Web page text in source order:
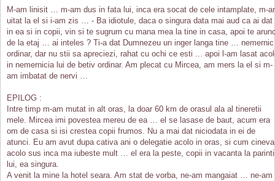
M-am linisit … m-am dus in fata lui, inca era socat de cele intamplate, m-
uitat la el si i-am zis … - Ba idiotule, daca o singura data mai aud ca ai dat
in ea si in copii, vin si te sugrum cu mana mea la tine in casa, apoi te
de la etaj … ai inteles ? Ti-a dat Dumnezeu un inger langa tine … nemernic
ordinar, dar nu stii sa apreciezi, rahat cu ochi ce esti ... apoi l-am lasat
in nemernicia lui de betiv ordinar. Am plecat cu Mircea, am mers la el si m-
am imbatat de nervi …
EPILOG :
Intre timp m-am mutat in alt oras, la doar 60 km de orasul ala al tineretii
mele. Mircea imi povestea mereu de ea … el se lasase de baut, acum era
om de casa si isi crestea copii frumos. Nu a mai dat niciodata in ei de
atunci. Eu am avut dupa cativa ani o delegatie acolo in oras, si cum cineva
acolo sus inca ma iubeste mult … el era la peste, copii in vacanta la
lui, ea singura.
A venit la mine la hotel seara. Am stat de vorba, ne-am mangaiat … ne-am